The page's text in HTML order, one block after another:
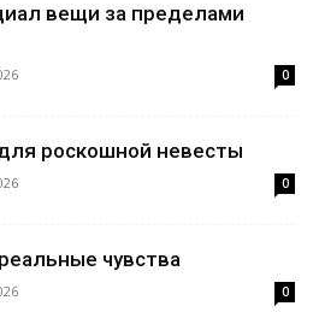
вещи за пределами
0
роскошной невесты
0
чувства
0